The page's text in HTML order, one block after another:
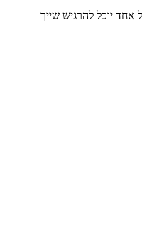
יוכל להרגיש שייך